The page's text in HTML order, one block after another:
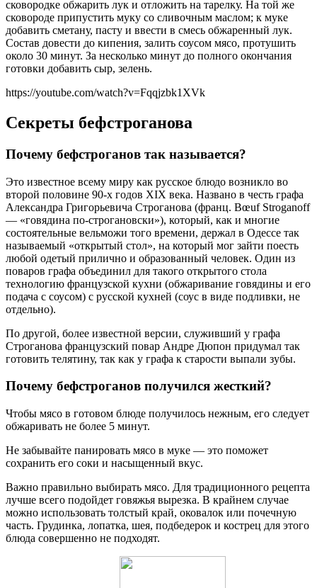
сковородке обжарить лук и отложить на тарелку. На той же
сковороде припустить муку со сливочным маслом; к муке
добавить сметану, пасту и ввести в смесь обжаренный лук.
Состав довести до кипения, залить соусом мясо, протушить
около 30 минут. За несколько минут до полного окончания
готовки добавить сыр, зелень.
https://youtube.com/watch?v=Fqqjzbk1XVk
Секреты бефстроганова
Почему бефстроганов так называется?
Это известное всему миру как русское блюдо возникло во
второй половине 90-х годов XIX века. Названо в честь графа
Александра Григорьевича Строганова (франц. Bœuf Stroganoff
— «говядина по-строгановски»), который, как и многие
состоятельные вельможи того времени, держал в Одессе так
называемый «открытый стол», на который мог зайти поесть
любой одетый прилично и образованный человек. Один из
поваров графа объединил для такого открытого стола
технологию французской кухни (обжаривание говядины и его
подача с соусом) с русской кухней (соус в виде подливки, не
отдельно).
По другой, более известной версии, служивший у графа
Строганова французский повар Андре Дюпон придумал так
готовить телятину, так как у графа к старости выпали зубы.
Почему бефстроганов получился жесткий?
Чтобы мясо в готовом блюде получилось нежным, его следует
обжаривать не более 5 минут.
Не забывайте панировать мясо в муке — это поможет
сохранить его соки и насыщенный вкус.
Важно правильно выбирать мясо. Для традиционного рецепта
лучше всего подойдет говяжья вырезка. В крайнем случае
можно использовать толстый край, оковалок или почечную
часть. Грудинка, лопатка, шея, подбедерок и кострец для этого
блюда совершенно не подходят.